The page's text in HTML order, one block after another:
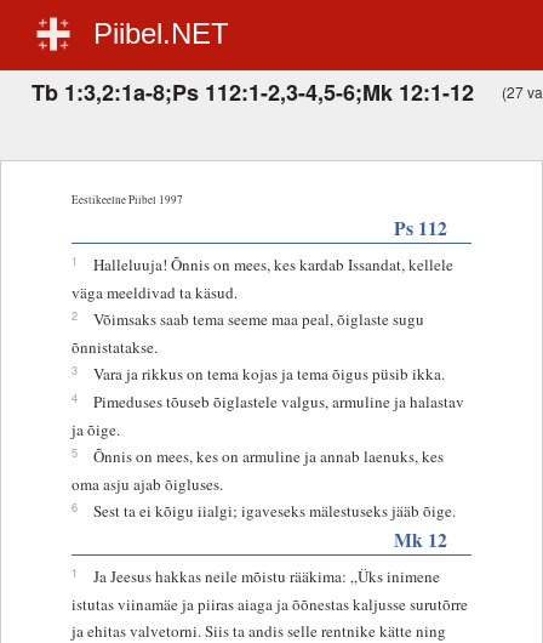
Piibel.NET
Tb 1:3,2:1a-8;Ps 112:1-2,3-4,5-6;Mk 12:1-12 (27
Eestikeelne Piibel 1997
Ps 112
1
Halleluuja! Õnnis on mees, kes kardab Issandat, kellele
väga meeldivad ta käsud.
2
Võimsaks saab tema seeme maa peal, õiglaste sugu
õnnistatakse.
3 Vara ja rikkus on tema kojas ja tema õigus püsib ikka.
4
Pimeduses tõuseb õiglastele valgus, armuline ja halastav
ja õige.
5
Õnnis on mees, kes on armuline ja annab laenuks, kes
oma asju ajab õigluses.
6 Sest ta ei kõigu iialgi; igaveseks mälestuseks jääb õige.
Mk 12
1
Ja Jeesus hakkas neile mõistu rääkima: „Üks inimene
istutas viinamäe ja piiras aiaga ja õõnestas kaljusse surutõrre
ja ehitas valvetorni. Siis ta andis selle rentnike kätte ning